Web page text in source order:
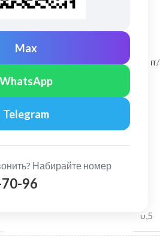
Max
WhatsApp
Telegram
Набирайте номер
96
Металлический сайдинг и софит
перфорация Satin
0,5